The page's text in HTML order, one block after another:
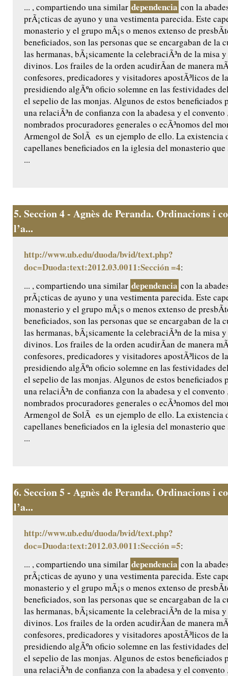
... , compartiendo una similar dependencia con la
prÃ¡cticas de ayuno y una vestimenta parecida. Este
monasterio y el grupo mÃ¡s o menos extenso de
beneficiados, son las personas que se encargaban de la
las hermanas, bÃ¡sicamente la celebraciÃ³n de la misa
divinos. Los frailes de la orden acudirÃ­an de manera
confesores, predicadores y visitadores apostÃ³licos de
presidiendo algÃºn oficio solemne en las festividades
el sepelio de las monjas. Algunos de estos beneficiados
una relaciÃ³n de confianza con la abadesa y el convento
nombrados procuradores generales o ecÃ³nomos del
Armengol de SolÃ es un ejemplo de ello. La existencia
capellanes beneficiados en la iglesia del monasterio que
...
5. Seccion 4 - Agnès de Peranda. Ordinacions i
l’a...
http://www.ub.edu/duoda/bvid/text.php?
doc=Duoda:text:2012.03.0011:Sección =4:
... , compartiendo una similar dependencia con la
prÃ¡cticas de ayuno y una vestimenta parecida. Este
monasterio y el grupo mÃ¡s o menos extenso de
beneficiados, son las personas que se encargaban de la
las hermanas, bÃ¡sicamente la celebraciÃ³n de la misa
divinos. Los frailes de la orden acudirÃ­an de manera
confesores, predicadores y visitadores apostÃ³licos de
presidiendo algÃºn oficio solemne en las festividades
el sepelio de las monjas. Algunos de estos beneficiados
una relaciÃ³n de confianza con la abadesa y el convento
nombrados procuradores generales o ecÃ³nomos del
Armengol de SolÃ es un ejemplo de ello. La existencia
capellanes beneficiados en la iglesia del monasterio que
...
6. Seccion 5 - Agnès de Peranda. Ordinacions i
l’a...
http://www.ub.edu/duoda/bvid/text.php?
doc=Duoda:text:2012.03.0011:Sección =5:
... , compartiendo una similar dependencia con la
prÃ¡cticas de ayuno y una vestimenta parecida. Este
monasterio y el grupo mÃ¡s o menos extenso de
beneficiados, son las personas que se encargaban de la
las hermanas, bÃ¡sicamente la celebraciÃ³n de la misa
divinos. Los frailes de la orden acudirÃ­an de manera
confesores, predicadores y visitadores apostÃ³licos de
presidiendo algÃºn oficio solemne en las festividades
el sepelio de las monjas. Algunos de estos beneficiados
una relaciÃ³n de confianza con la abadesa y el convento